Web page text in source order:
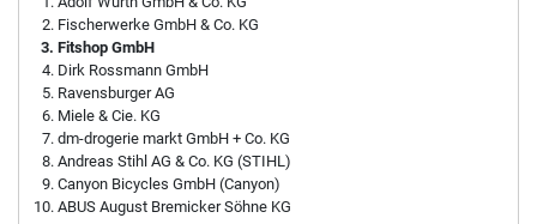
Fischerwerke GmbH & Co. KG
Fitshop GmbH
Dirk Rossmann GmbH
Ravensburger AG
Miele & Cie. KG
dm-drogerie markt GmbH + Co. KG
Andreas Stihl AG & Co. KG (STIHL)
Canyon Bicycles GmbH (Canyon)
ABUS August Bremicker Söhne KG